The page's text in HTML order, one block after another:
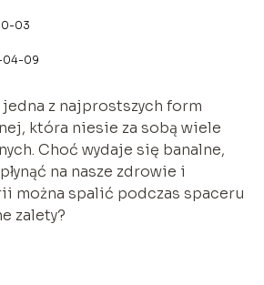
03
04-09
z najprostszych form
która niesie za sobą wiele
Choć wydaje się banalne,
na nasze zdrowie i
można spalić podczas spaceru
zalety?